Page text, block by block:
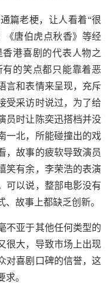
老梗，让人看着“很
《唐伯虎点秋香》等经
港喜剧的代表人物之
的笑点都只能靠着恶
言和表情来呈现，充斥
受采访时说过，为了给
员时让陈奕迅搭档并没
一北，所能碰撞出的戏
，故事的疲软导致演员
笑有余，李荣浩的表演
可以说，整部电影没有
故事上都缺乏创新。
亚于其他任何类型的
很大，导致市场上出现
对喜剧口碑的信誉，这
。